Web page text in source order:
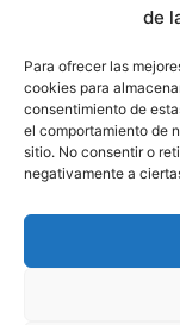
de
Para ofrecer las
cookies para
consentimiento de
el comportamiento de
sitio. No consentir o
negativamente a